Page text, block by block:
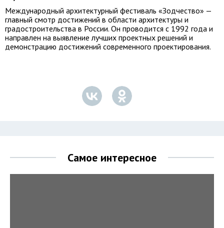
Международный архитектурный фестиваль «Зодчество» —
главный смотр достижений в области архитектуры и
градостроительства в России. Он проводится с 1992 года и
направлен на выявление лучших проектных решений и
демонстрацию достижений современного проектирования.
Самое интересное